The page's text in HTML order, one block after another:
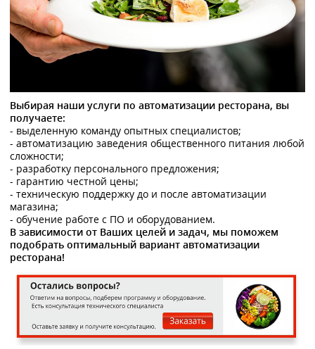
Выбирая наши услуги по автоматизации ресторана, вы
получаете:
- выделенную команду опытных специалистов;
- автоматизацию заведения общественного питания любой
сложности;
- разработку персонального предложения;
- гарантию честной цены;
- техническую поддержку до и после автоматизации
магазина;
- обучение работе с ПО и оборудованием.
В зависимости от Ваших целей и задач, мы поможем
подобрать оптимальный вариант автоматизации
ресторана!